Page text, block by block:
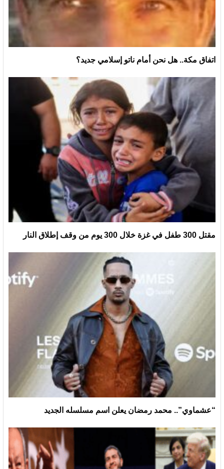
اتفاق مكة.. هل نحن أمام ناتو إسلامي جديد؟
مقتل 300 طفل في غزة خلال 300 يوم من وقف إطلاق النار
“عشماوي”.. محمد رمضان يعلن اسم مسلسله الجديد